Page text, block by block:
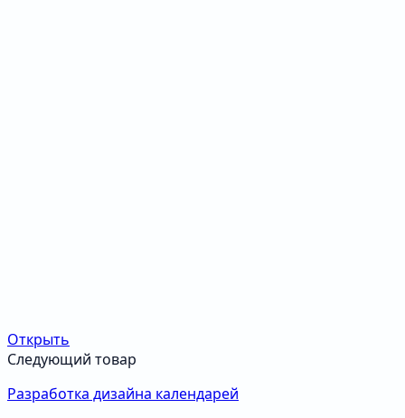
Открыть
Следующий товар
Разработка дизайна календарей